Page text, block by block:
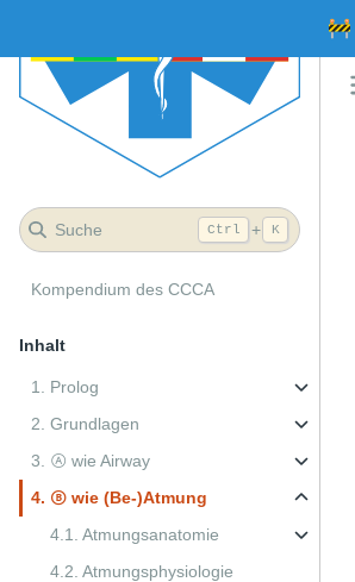
🚧
Suche Ctrl + K
Kompendium des CCCA
Inhalt
1. Prolog
2. Grundlagen
3. Ⓐ wie Airway
4. Ⓑ wie (Be-)Atmung
4.1. Atmungsanatomie
4.2. Atmungsphysiologie